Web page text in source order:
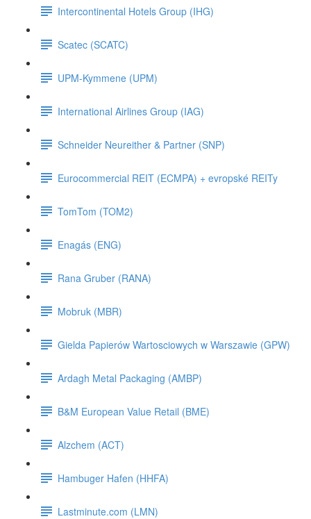
Intercontinental Hotels Group (IHG)
Scatec (SCATC)
UPM-Kymmene (UPM)
International Airlines Group (IAG)
Schneider Neureither & Partner (SNP)
Eurocommercial REIT (ECMPA) + evropské REITy
TomTom (TOM2)
Enagás (ENG)
Rana Gruber (RANA)
Mobruk (MBR)
Gielda Papierów Wartosciowych w Warszawie (GPW)
Ardagh Metal Packaging (AMBP)
B&M European Value Retail (BME)
Alzchem (ACT)
Hambuger Hafen (HHFA)
Lastminute.com (LMN)